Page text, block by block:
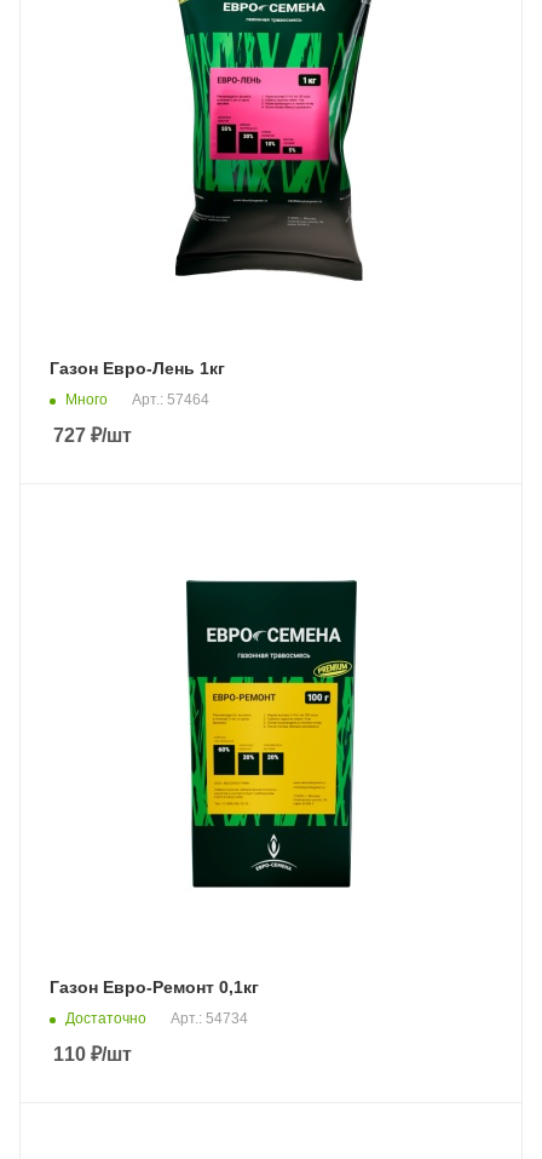
Газон Евро-Лень 1кг
Много Арт.: 57464
727 ₽/шт
Газон Евро-Ремонт 0,1кг
Достаточно Арт.: 54734
110 ₽/шт